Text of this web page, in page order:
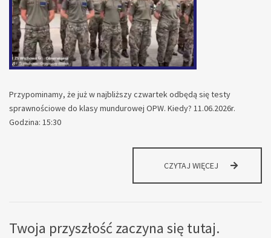
Przypominamy, że już w najbliższy czwartek odbędą się testy
sprawnościowe do klasy mundurowej OPW. Kiedy? 11.06.2026r.
Godzina: 15:30
CZYTAJ WIĘCEJ INFORMACJA
Twoja przyszłość zaczyna się tutaj.